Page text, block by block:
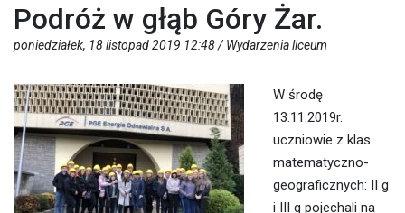
Podróż w głąb Góry Żar.
poniedziałek, 18 listopad 2019 12:48 / Wydarzenia liceum
W środę
13.11.2019r.
uczniowie z klas
matematyczno-
geograficznych: II g
i III g pojechali na